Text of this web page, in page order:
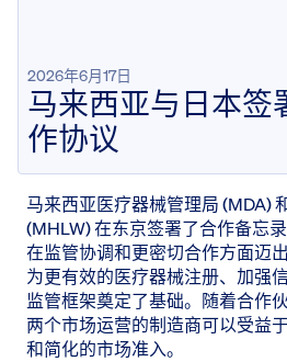
2026年6月17日
马来西亚与日本签
作协议
马来西亚医疗器械管理局 (MDA)
(MHLW) 在东京签署了合作备忘
在监管协调和更密切合作方面迈
为更有效的医疗器械注册、加强
监管框架奠定了基础。随着合作
两个市场运营的制造商可以受益
和简化的市场准入。